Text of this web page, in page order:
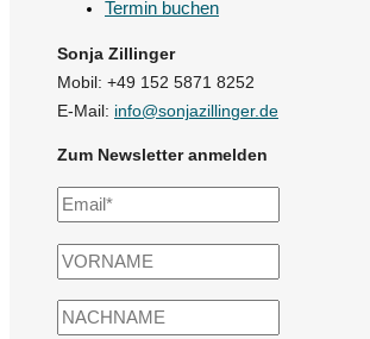
Termin buchen
Sonja Zillinger
Mobil: +49 152 5871 8252
E-Mail: info@sonjazillinger.de
Zum Newsletter anmelden